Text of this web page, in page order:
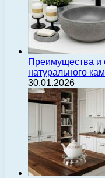
Преимущества и
натурального
30.01.2026